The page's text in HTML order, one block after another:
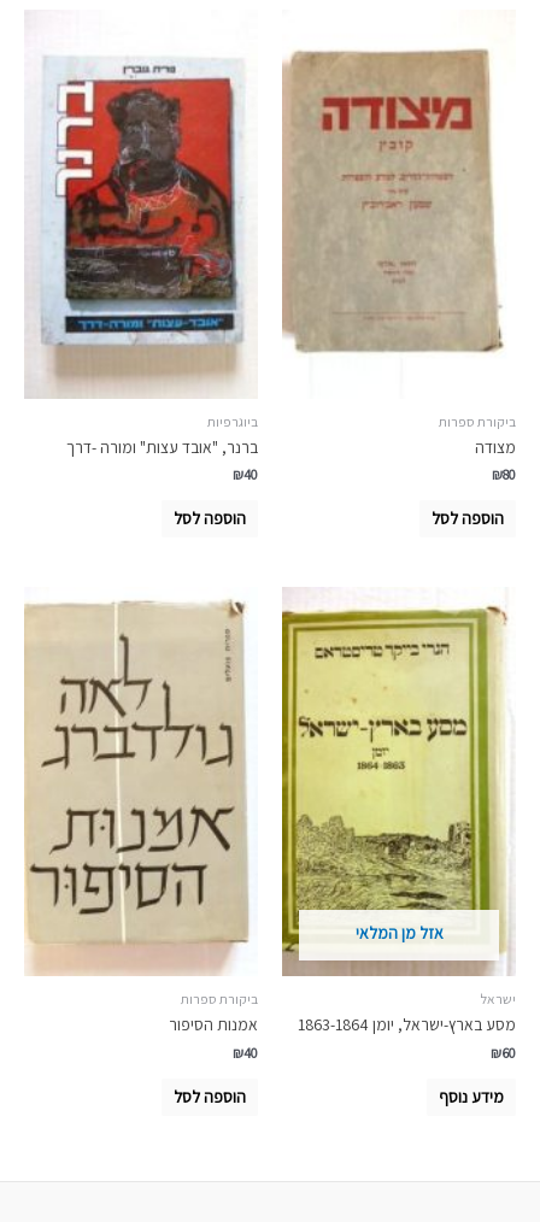
ביקורת ספרות
מצודה
₪80
הוספה לסל
ביוגרפיות
ברנר, "אובד עצות" ומורה -דרך
₪40
הוספה לסל
אזל מן המלאי
ישראל
מסע בארץ-ישראל, יומן 1863-1864
₪60
מידע נוסף
ביקורת ספרות
אמנות הסיפור
₪40
הוספה לסל